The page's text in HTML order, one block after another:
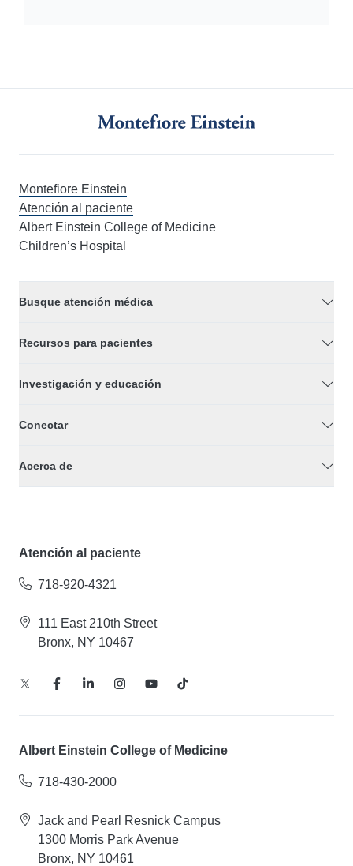
Montefiore Einstein
Atención al paciente
Albert Einstein College of Medicine
Children’s Hospital
Busque atención médica
Recursos para pacientes
Investigación y educación
Conectar
Acerca de
Atención al paciente
718-920-4321
111 East 210th Street
Bronx, NY 10467
Albert Einstein College of Medicine
718-430-2000
Jack and Pearl Resnick Campus
1300 Morris Park Avenue
Bronx, NY 10461